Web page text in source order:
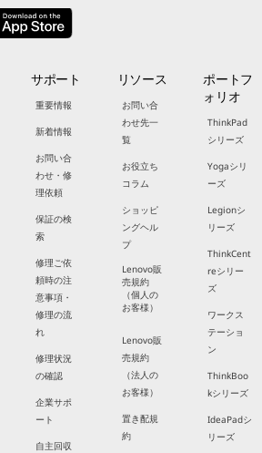
サポート
重要情報
新着情報
お問い合
わせ・修
理依頼
保証の検
索
修理ご依
頼時の注
意事項・
修理の流
れ
修理状況
の確認
企業サポ
ート
自主回収
リソース
お問い合
わせ先一
覧
お役立ち
コラム
ショッピ
ングヘル
プ
Lenovo販
売規約
（個人の
お客様）
Lenovo販
売規約
（法人の
お客様）
置き配規
約
ポートフ
ォリオ
ThinkPad
シリーズ
Yogaシリ
ーズ
Legionシ
リーズ
ThinkCent
reシリー
ズ
ワークス
テーショ
ン
ThinkBoo
kシリーズ
IdeaPadシ
リーズ